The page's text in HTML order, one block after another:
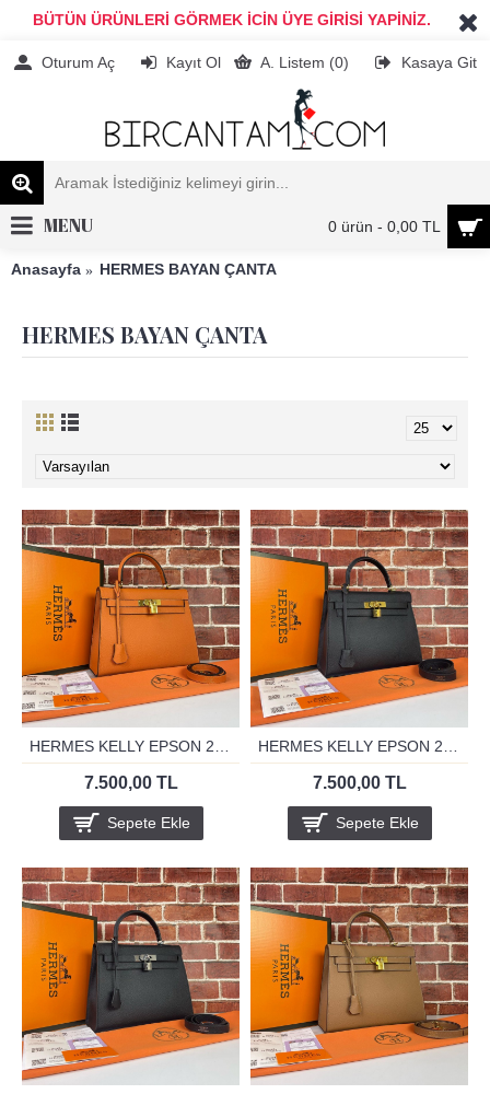
BÜTÜN ÜRÜNLERİ GÖRMEK İCİN ÜYE GİRİSİ YAPİNİZ.
Oturum Aç Kayıt Ol A. Listem (0) Kasaya Git
0 ürün - 0,00 TL
MENU
Anasayfa HERMES BAYAN ÇANTA
HERMES BAYAN ÇANTA
7.500,00 TL
Sepete Ekle
7.500,00 TL
Sepete Ekle